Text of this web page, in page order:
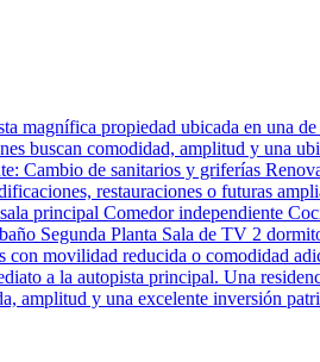
propiedad ubicada en una
buscan comodidad, amplitud y una
Cambio de sanitarios y griferías
restauraciones o futuras
principal Comedor independiente
Segunda Planta Sala de TV 2
con movilidad reducida o comodidad
a la autopista principal. Una
amplitud y una excelente inversión